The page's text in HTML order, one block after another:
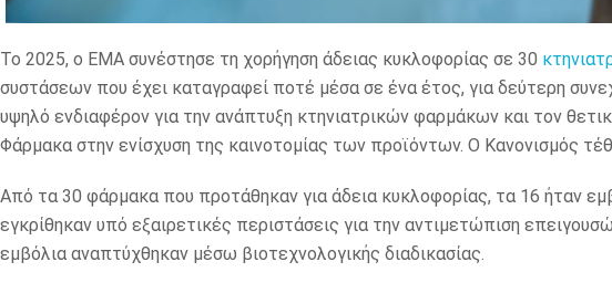
Το 2025, ο EMA συνέστησε τη χορήγηση άδειας κυκλοφορίας σε 30
συστάσεων που έχει καταγραφεί ποτέ μέσα σε ένα έτος, για δεύτερη
υψηλό ενδιαφέρον για την ανάπτυξη κτηνιατρικών φαρμάκων και τον
Φάρμακα στην ενίσχυση της καινοτομίας των προϊόντων. Ο Κανονισμός
Από τα 30 φάρμακα που προτάθηκαν για άδεια κυκλοφορίας, τα 16 ήταν
εγκρίθηκαν υπό εξαιρετικές περιστάσεις για την αντιμετώπιση
εμβόλια αναπτύχθηκαν μέσω βιοτεχνολογικής διαδικασίας.